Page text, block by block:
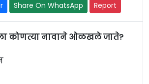
Share On WhatsApp Report
कोणत्या नावाने ओळखले जाते?